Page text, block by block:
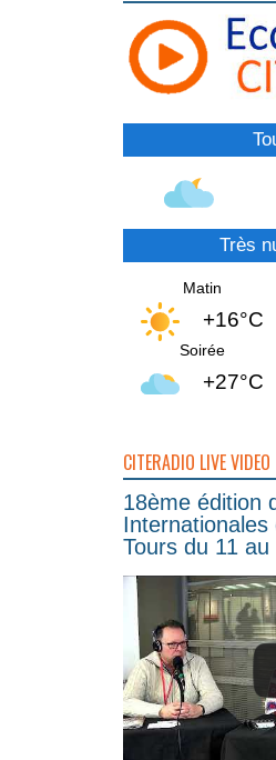
Très
Matin
+16°C
Soirée
+27°C
CITERADIO LIVE VIDEO
18ème édition
Tours du 11